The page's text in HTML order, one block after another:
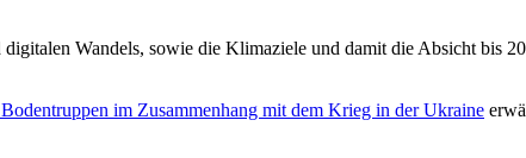
Wandels, sowie die Klimaziele und damit die Absicht bis
im Zusammenhang mit dem Krieg in der Ukraine